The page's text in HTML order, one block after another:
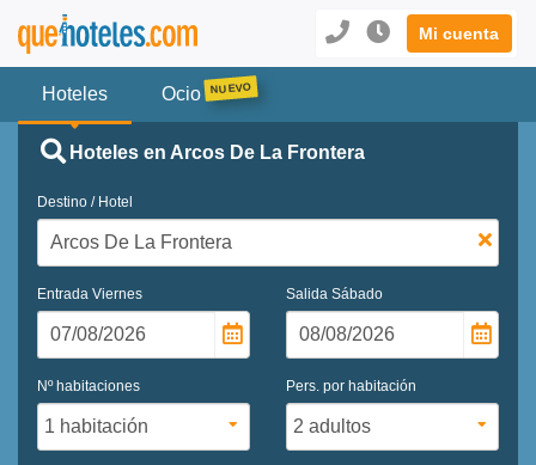
Mi cuenta
Hoteles Ocio
Hoteles en Arcos De La Frontera
Destino / Hotel
Entrada Viernes Salida Sábado
Nº habitaciones Pers. por habitación